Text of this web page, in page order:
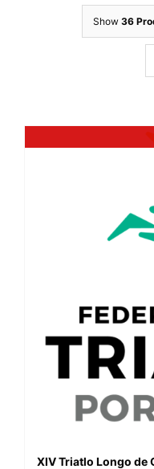
Show 36
XIV Triatlo Longo de